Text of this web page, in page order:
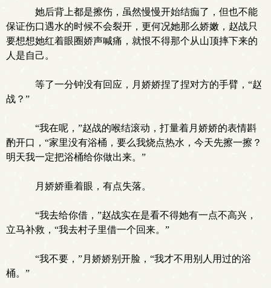
她后背上都是擦伤，虽然慢慢开始结痂了，但也不能
保证伤口遇水的时候不会裂开，更何况她那么娇嫩，赵战只
要想想她红着眼圈娇声喊痛，就恨不得那个从山顶摔下来的
人是自己。
等了一分钟没有回应，月娇娇捏了捏对方的手臂，“赵
战？”
“我在呢，”赵战的喉结滚动，打量着月娇娇的表情斟
酌开口，“家里没有浴桶，要么我烧点热水，今天先擦一擦？
明天我一定把浴桶给你做出来。”
月娇娇垂着眼，有点失落。
“我去给你借，”赵战实在是看不得她有一点不高兴，
立马补救，“我去村子里借一个回来。”
“我不要，”月娇娇别开脸，“我才不用别人用过的浴
桶。”